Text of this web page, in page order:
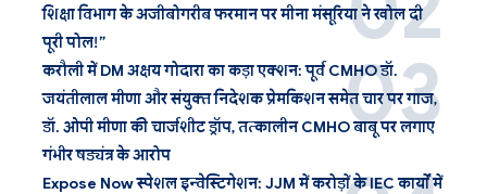
शिक्षा विभाग के अजीबोगरीब फरमान पर मीना मंसूरिया ने खोल दी
पूरी पोल!”
करौली में DM अक्षय गोदारा का कड़ा एक्शन: पूर्व CMHO डॉ.
जयंतीलाल मीणा और संयुक्त निदेशक प्रेमकिशन समेत चार पर गाज,
डॉ. ओपी मीणा की चार्जशीट ड्रॉप, तत्कालीन CMHO बाबू पर लगाए
गंभीर षड्यंत्र के आरोप
Expose Now स्पेशल इन्वेस्टिगेशन: JJM में करोड़ों के IEC कार्यों में